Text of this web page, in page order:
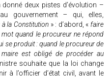
deux pistes d’évolution –
gouvernement – qui, elles,
la Constitution » : d’abord, « faire
quand le procureur ne répond
se produit : quand le procureur de
est obligé de procéder au
souhaite que la loi change
à l’officier d’état civil, avant le